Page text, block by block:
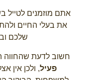
אתם מוזמנים לטייל
את בעלי החיים
שלכם
חשוב לדעת שהחווה
פעיל, ולכן אין